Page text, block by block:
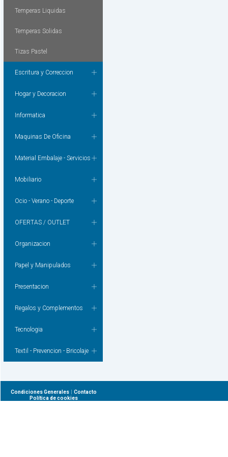
Temperas Liquidas
Temperas Solidas
Tizas Pastel
Escritura y Correccion
Hogar y Decoracion
Informatica
Maquinas De Oficina
Material Embalaje - Servicios
Mobiliario
Ocio - Verano - Deporte
OFERTAS / OUTLET
Organizacion
Papel y Manipulados
Presentacion
Regalos y Complementos
Tecnologia
Textil - Prevencion - Bricolaje
Condiciones Generales | Contacto
Política de cookies